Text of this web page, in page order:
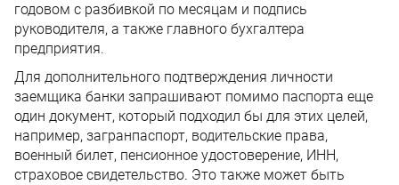
годовом с разбивкой по месяцам и подпись
руководителя, а также главного бухгалтера
предприятия.
Для дополнительного подтверждения личности
заемщика банки запрашивают помимо паспорта еще
один документ, который подходил бы для этих целей,
например, загранпаспорт, водительские права,
военный билет, пенсионное удостоверение, ИНН,
страховое свидетельство. Это также может быть